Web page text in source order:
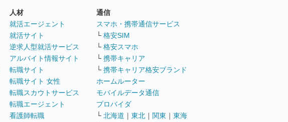
人材
就活エージェント
就活サイト
逆求人型就活サービス
アルバイト情報サイト
転職サイト
転職サイト 女性
転職スカウトサービス
転職エージェント
看護師転職
通信
スマホ・携帯通信サービス
└ 格安SIM
└ 格安スマホ
└ 携帯キャリア
└ 携帯キャリア格安ブランド
ホームルーター
モバイルデータ通信
プロバイダ
└ 北海道 ｜ 東北 ｜ 関東 ｜ 東海